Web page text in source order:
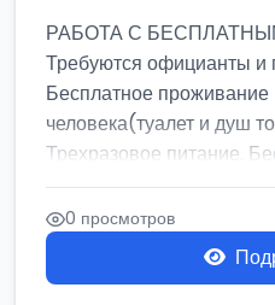
РАБОТА С
Требуются официанты и
Бесплатное проживание
человека(туалет и душ
Трехразовое питание.
0 просмотров